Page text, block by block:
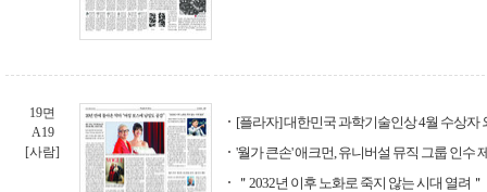
19면
A19
[사람]
[플라자] 대한민국 과학기술인상 4월 수상자
'월가 큰손' 애크먼, 유니버설 뮤직 그룹 인수
＂2032년 이후 노화로 죽지 않는 시대 열려＂